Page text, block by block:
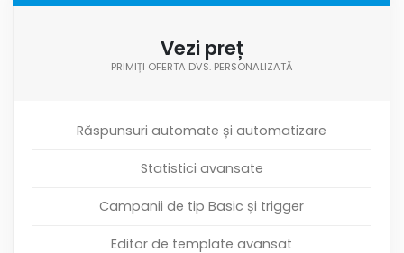
Vezi preț
PRIMIȚI OFERTA DVS. PERSONALIZATĂ
Răspunsuri automate și automatizare
Statistici avansate
Campanii de tip Basic și trigger
Editor de template avansat